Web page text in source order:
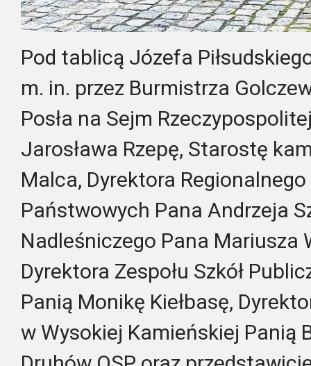
Pod tablicą Józefa
m. in. przez Burmistrza
Posła na Sejm
Jarosława Rzepę, Starostę
Malca, Dyrektora
Państwowych Pana Andrzeja
Nadleśniczego Pana Mariusza
Dyrektora Zespołu Szkół
Panią Monikę Kiełbasę,
w Wysokiej Kamieńskiej Panią